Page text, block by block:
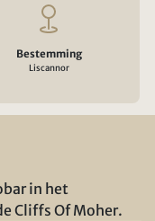
Bestemming
Liscannor
in het
Cliffs Of Moher.